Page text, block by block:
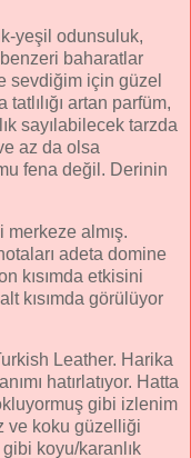
yeşil odunsuluk,
baharatlar
sevdiğim için güzel
tatlılığı artan parfüm,
sayılabilecek tarzda
az da olsa
fena değil. Derinin
almış.
adeta domine
kısımda etkisini
kısımda görülüyor
Leather. Harika
hatırlatıyor. Hatta
gibi izlenim
ve koku güzelliği
koyu/karanlık